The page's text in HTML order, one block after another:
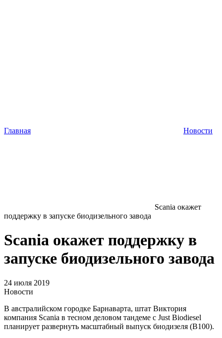
Главная Новости
Scania окажет
поддержку в запуске биодизельного завода
Scania окажет поддержку в
запуске биодизельного завода
24 июля 2019
Новости
В австралийском городке Барнаварта, штат Виктория
компания Scania в тесном деловом тандеме с Just Biodiesel
планирует развернуть масштабный выпуск биодизеля (B100).